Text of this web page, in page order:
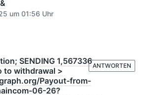
um 01:56 Uhr
SENDING 1,567336
to withdrawal >
Payout-from-
06-26?
ANTWORTEN